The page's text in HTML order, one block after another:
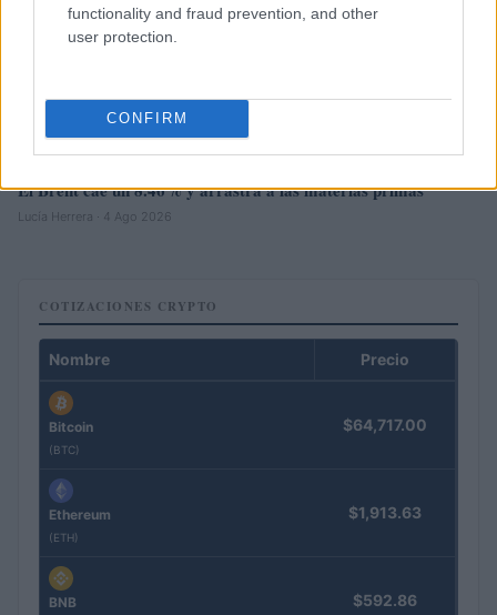
functionality and fraud prevention, and other
user protection.
CONFIRM
El Brent cae un 8.46% y arrastra a las materias primas
Lucía Herrera · 4 Ago 2026
COTIZACIONES CRYPTO
Nombre Precio
Bitcoin
(BTC)
$64,717.00
Ethereum
(ETH)
$1,913.63
BNB $592.86